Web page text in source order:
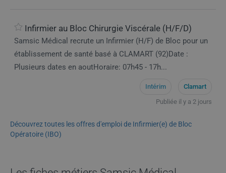
Infirmier au Bloc Chirurgie Viscérale (H/F/D)
Samsic Médical recrute un Infirmier (H/F) de Bloc pour un
établissement de santé basé à CLAMART (92)Date :
Plusieurs dates en aoutHoraire: 07h45 - 17h...
Intérim
Clamart
Publiée il y a 2 jours
Découvrez toutes les offres d'emploi de Infirmier(e) de Bloc
Opératoire (IBO)